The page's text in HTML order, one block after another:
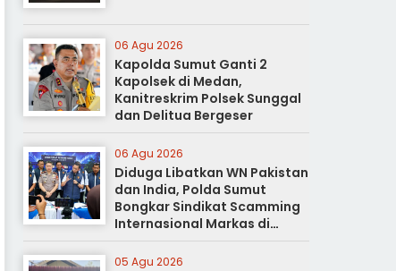
06 Agu 2026
Kapolda Sumut Ganti 2
Kapolsek di Medan,
Kanitreskrim Polsek Sunggal
dan Delitua Bergeser
06 Agu 2026
Diduga Libatkan WN Pakistan
dan India, Polda Sumut
Bongkar Sindikat Scamming
Internasional Markas di
Apartemen Podomoro
05 Agu 2026